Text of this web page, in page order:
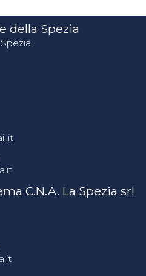
della Spezia
C.N.A. La Spezia srl